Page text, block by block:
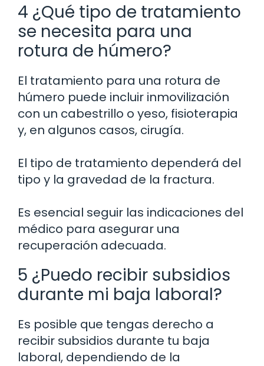
4 ¿Qué tipo de tratamiento
se necesita para una
rotura de húmero?
El tratamiento para una rotura de
húmero puede incluir inmovilización
con un cabestrillo o yeso, fisioterapia
y, en algunos casos, cirugía.
El tipo de tratamiento dependerá del
tipo y la gravedad de la fractura.
Es esencial seguir las indicaciones del
médico para asegurar una
recuperación adecuada.
5 ¿Puedo recibir subsidios
durante mi baja laboral?
Es posible que tengas derecho a
recibir subsidios durante tu baja
laboral, dependiendo de la